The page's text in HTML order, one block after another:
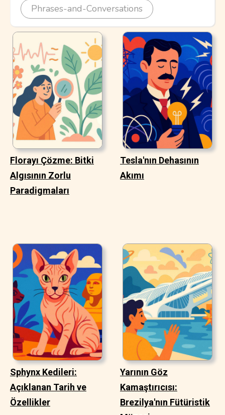
Phrases-and-Conversations
Florayı Çözme: Bitki
Algısının Zorlu
Paradigmaları
Tesla'nın Dehasının
Akımı
Sphynx Kedileri:
Açıklanan Tarih ve
Özellikler
Yarının Göz
Kamaştırıcısı:
Brezilya'nın Fütüristik